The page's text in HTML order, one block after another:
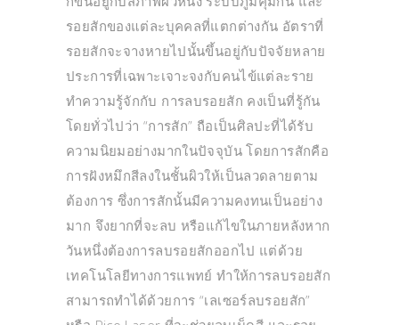
รอยสักของแต่ละบุคคลที่แตกต่างกัน อัตราที่
รอยสักจะจางหายไปนั้นขึ้นอยู่กับปัจจัยหลาย
ประการที่เฉพาะเจาะจงกับคนไข้แต่ละราย
ทำความรู้จักกับ การลบรอยสัก คงเป็นที่รู้กัน
โดยทั่วไปว่า “การสัก” ถือเป็นศิลปะที่ได้รับ
ความนิยมอย่างมากในปัจจุบัน โดยการสักคือ
การฝังหมึกสีลงในชั้นผิวให้เป็นลวดลายตาม
ต้องการ ซึ่งการสักนั้นมีความคงทนเป็นอย่าง
มาก จึงยากที่จะลบ หรือแก้ไขในภายหลังหาก
วันหนึ่งต้องการลบรอยสักออกไป แต่ด้วย
เทคโนโลยีทางการแพทย์ ทำให้การลบรอยสัก
สามารถทำได้ด้วยการ “เลเซอร์ลบรอยสัก”